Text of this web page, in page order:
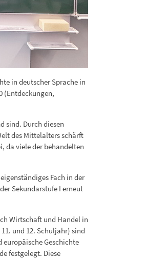
in deutscher Sprache in
(Entdeckungen,
sind. Durch diesen
des Mittelalters schärft
da viele der behandelten
Fach in der
Sekundarstufe I erneut
Wirtschaft und Handel in
und 12. Schuljahr) sind
Geschichte
festgelegt. Diese